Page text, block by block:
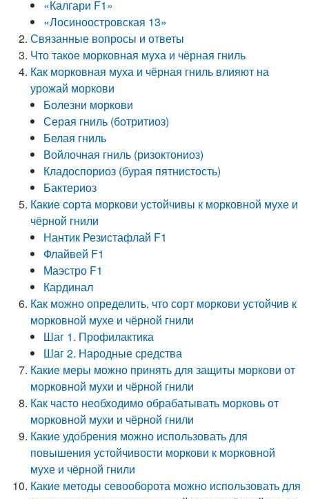
«Калгари F1»
«Лосиноостровская 13»
Связанные вопросы и ответы
Что такое морковная муха и чёрная гниль
Как морковная муха и чёрная гниль влияют на
урожай моркови
Болезни моркови
Серая гниль (ботритиоз)
Белая гниль
Войлочная гниль (ризоктониоз)
Кладоспориоз (бурая пятнистость)
Бактериоз
Какие сорта моркови устойчивы к морковной мухе и
чёрной гнили
Нантик Резистафлай F1
Флайвей F1
Маэстро F1
Кардинал
Как можно определить, что сорт моркови устойчив к
морковной мухе и чёрной гнили
Шаг 1. Профилактика
Шаг 2. Народные средства
Какие меры можно принять для защиты моркови от
морковной мухи и чёрной гнили
Как часто необходимо обрабатывать морковь от
морковной мухи и чёрной гнили
Какие удобрения можно использовать для
повышения устойчивости моркови к морковной
мухе и чёрной гнили
Какие методы севооборота можно использовать для